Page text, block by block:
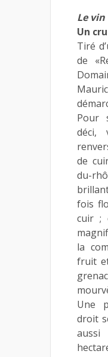
Le
Un
Tiré
de
Pour
déci,
de
du-
fois
cuir ;
la
fruit
Une
droit
aussi